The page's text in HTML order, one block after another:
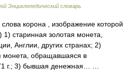
Энциклопедический словарь
корона , изображение которой
1) старинная золотая монета,
Англии, других странах; 2)
монета, обращавшаяся в
г.; 3) бывшая денежная… …